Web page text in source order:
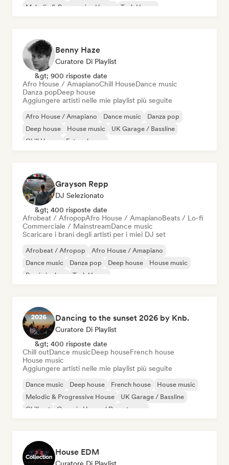
Melodic & Progressive House
Tech House
Benny Haze
Curatore Di Playlist
&gt; 900 risposte date
Afro House / AmapianoChill HouseDance music
Danza popDeep house
Aggiungere artisti nelle mie playlist più seguite
Afro House / Amapiano Dance music
Danza pop
Deep house
House music
UK Garage / Bassline
Chill House
Future house
Grayson Repp
DJ Selezionato
&gt; 400 risposte date
Afrobeat / AfropopAfro House / AmapianoBeats / Lo-fi
Commerciale / MainstreamDance music
Scaricare i brani degli artisti per i miei DJ set
Afrobeat / Afropop
Afro House / Amapiano
Dance music
Danza pop Deep house
House music
Rap in inglese
Tech House
Dancing to the sunset 2026 by Knb.
Curatore Di Playlist
&gt; 400 risposte date
Chill outDance musicDeep houseFrench house
House music
Aggiungere artisti nelle mie playlist più seguite
Dance music Deep house French house
House music
Melodic & Progressive House
UK Garage / Bassline
Chill out
Organic House / Downtempo
House EDM